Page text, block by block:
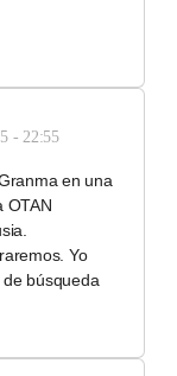
- 22:55
Yo
búsqueda